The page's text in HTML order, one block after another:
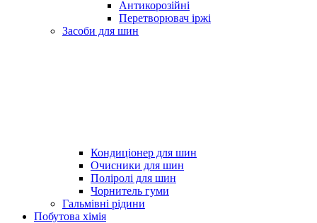
Антикорозійні
Перетворювач іржі
Засоби для шин
Кондиціонер для шин
Очисники для шин
Поліролі для шин
Чорнитель гуми
Гальмівні рідини
Побутова хімія